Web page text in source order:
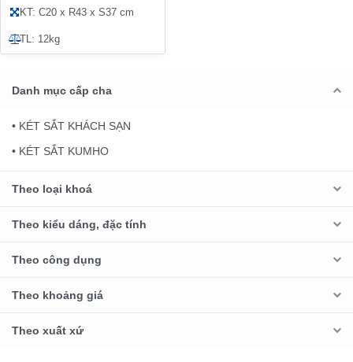
KT: C20 x R43 x S37 cm
TL: 12kg
Danh mục cấp cha
• KÉT SẮT KHÁCH SẠN
• KÉT SẮT KUMHO
Theo loại khoá
Theo kiểu dáng, đặc tính
Theo công dụng
Theo khoảng giá
Theo xuất xứ